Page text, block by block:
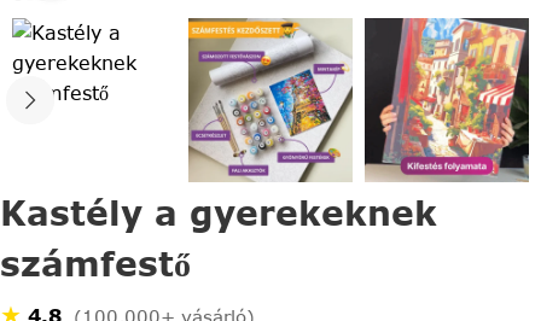
Kastély a gyerekeknek
számfestő
★